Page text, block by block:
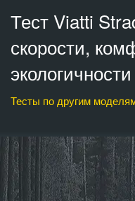
Тест Viatti
скорости,
экологичности
Тесты по другим